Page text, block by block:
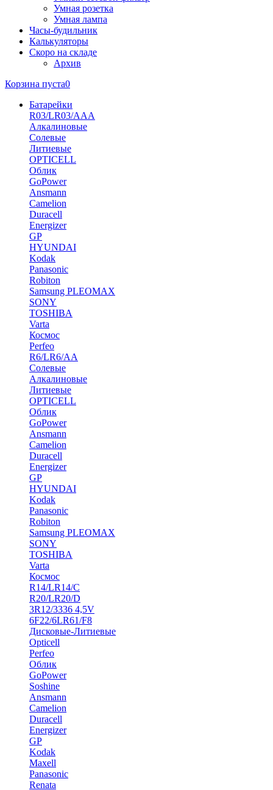
Умная розетка
Умная лампа
Часы-будильник
Калькуляторы
Скоро на складе
Архив
Корзина пуста0
Батарейки
R03/LR03/AAA
Алкалиновые
Солевые
Литиевые
OPTICELL
Облик
GoPower
Ansmann
Camelion
Duracell
Energizer
GP
HYUNDAI
Kodak
Panasonic
Robiton
Samsung PLEOMAX
SONY
TOSHIBA
Varta
Космос
Perfeo
R6/LR6/AA
Солевые
Алкалиновые
Литиевые
OPTICELL
Облик
GoPower
Ansmann
Camelion
Duracell
Energizer
GP
HYUNDAI
Kodak
Panasonic
Robiton
Samsung PLEOMAX
SONY
TOSHIBA
Varta
Космос
R14/LR14/C
R20/LR20/D
3R12/3336 4,5V
6F22/6LR61/F8
Дисковые-Литиевые
Opticell
Perfeo
Облик
GoPower
Soshine
Ansmann
Camelion
Duracell
Energizer
GP
Kodak
Maxell
Panasonic
Renata